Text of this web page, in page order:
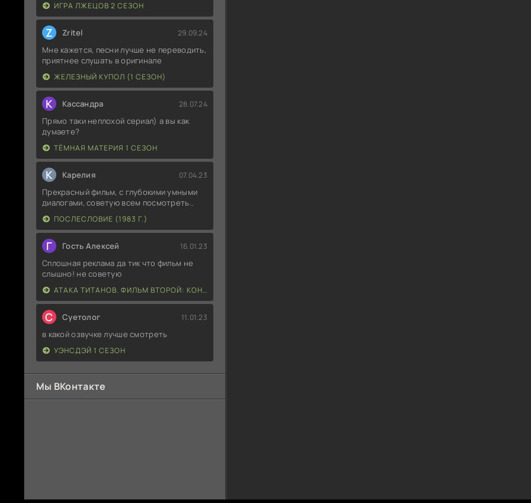
ИГРА ЛЖЕЦОВ 2 СЕЗОН
Z Zritel 29.09.24
Мне кажется, песни лучше не переводить,
приятнее слушать в оригинале
ЖЕЛЕЗНЫЙ КУПОЛ (1 СЕЗОН)
К Кассандра 28.07.24
Прямо таки неплохой сериал) а вы как
думаете?
ТЁМНАЯ МАТЕРИЯ 1 СЕЗОН
К Карелия 07.04.23
Прекрасный фильм, с глубокими умными
диалогами, советую всем посмотреть..
ПОСЛЕСЛОВИЕ (1983 Г.)
Г Гость Алексей 16.01.23
Сплошная реклама да тик что фильм не
слышно! не советую
АТАКА ТИТАНОВ. ФИЛЬМ ВТОРОЙ: КОНЕЦ СВЕТА
С Суетолог 11.01.23
в какой озвучке лучше смотреть
УЭНСДЭЙ 1 СЕЗОН
Мы ВКонтакте